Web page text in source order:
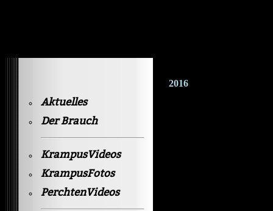
Aktuelles
Der Brauch
KrampusVideos
KrampusFotos
PerchtenVideos
2016